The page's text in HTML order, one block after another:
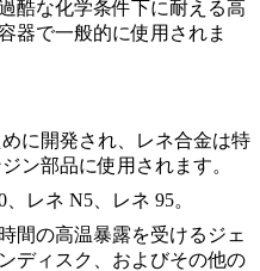
酷な化学条件下に耐える高
器で一般的に使用されま
に開発され、レネ合金は特
ン部品に使用されます。
レネ N5 レネ 95。
間の高温暴露を受けるジェ
ディスク、およびその他の